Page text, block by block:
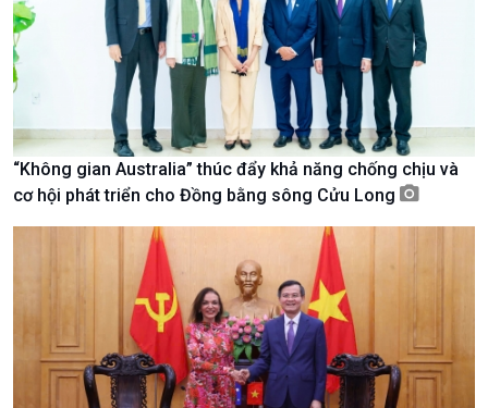
Khoa học & Công nghệ
“Không gian Australia” thúc đẩy khả năng chống chịu và
cơ hội phát triển cho Đồng bằng sông Cửu Long